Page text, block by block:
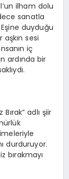
ilham dolu
sanatla
duyduğu
aşkın sesi
iç
ardında bir
Bırak” adlı şiir
durduruyor.
bırakmayı